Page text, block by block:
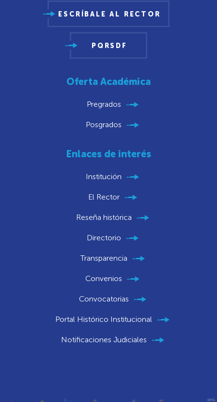
ESCRÍBALE AL RECTOR
PQRSDF
Oferta Académica
Pregrados
Posgrados
Enlaces de interés
Institución
El Rector
Reseña histórica
Directorio
Transparencia
Convenios
Convocatorias
Portal Histórico Institucional
Notificaciones Judiciales